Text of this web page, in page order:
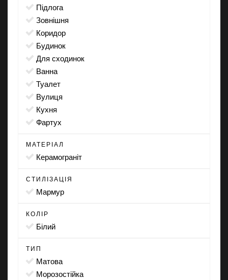
підлога
зовнішня
коридор
будинок
для сходинок
ванна
туалет
вулиця
кухня
фартух
МАТЕРІАЛ
Керамограніт
СТИЛІЗАЦІЯ
мармур
КОЛІР
білий
ТИП
матова
морозостійка